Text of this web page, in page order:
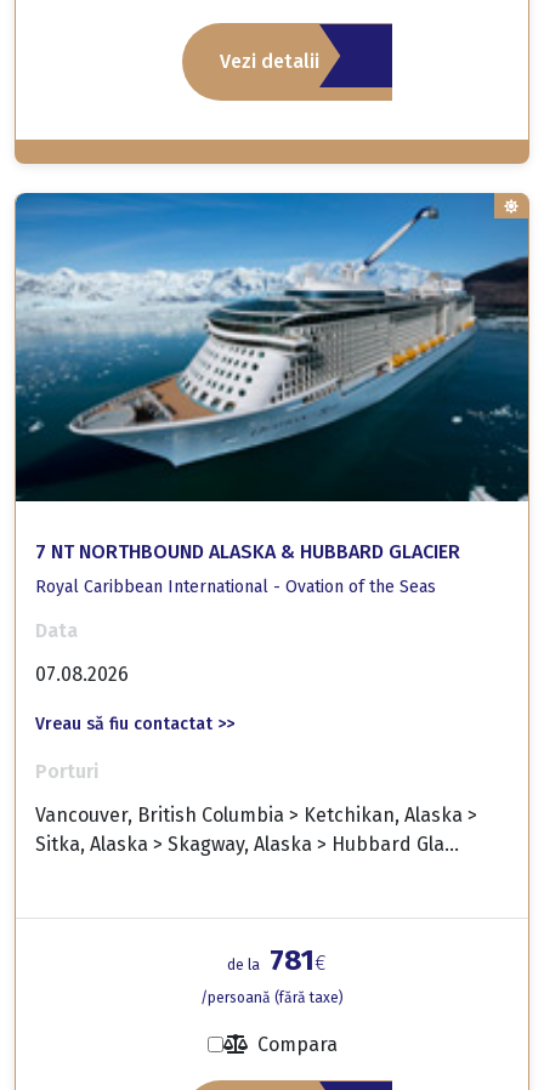
Vezi detalii
7 NT NORTHBOUND ALASKA & HUBBARD GLACIER
Royal Caribbean International - Ovation of the Seas
Data
07.08.2026
Vreau să fiu contactat >>
Porturi
Vancouver, British Columbia > Ketchikan, Alaska >
Sitka, Alaska > Skagway, Alaska > Hubbard Gla...
de la 781€
/persoană (fără taxe)
Compara